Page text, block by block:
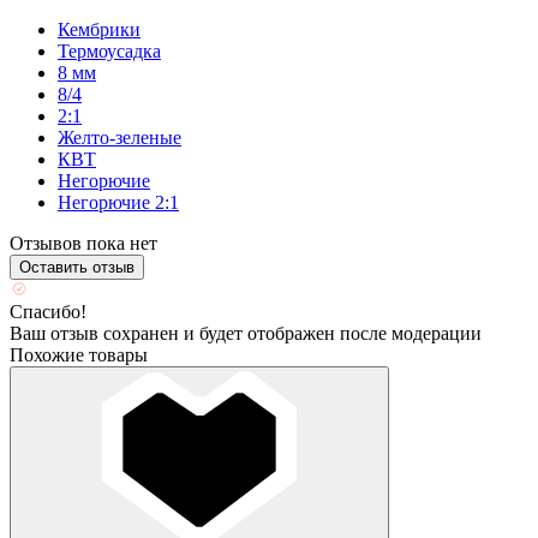
Кембрики
Термоусадка
8 мм
8/4
2:1
Желто-зеленые
КВТ
Негорючие
Негорючие 2:1
Отзывов пока нет
Оставить отзыв
Спасибо!
Ваш отзыв сохранен и будет отображен после модерации
Похожие товары